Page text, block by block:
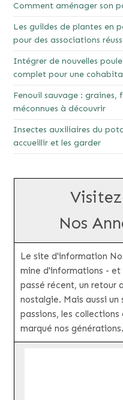
Comment aménager son
Les guildes de plantes en
pour des associations
Intégrer de nouvelles
complet pour une
Fenouil sauvage : graines,
méconnues à découvrir
Insectes auxiliaires du
accueillir et les garder
Nos
Le site d'information
mine d'informations - et
passé récent, un retour
nostalgie. Mais aussi
passions, les
marqué nos générations.